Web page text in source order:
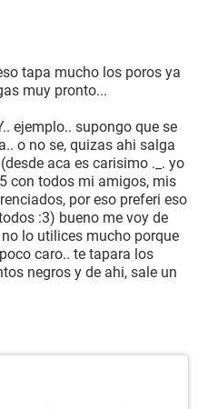
tapa mucho los poros ya
muy pronto...
ejemplo.. supongo que se
o no se, quizas ahi salga
aca es carisimo ._. yo
con todos mi amigos, mis
por eso preferi eso
:3) bueno me voy de
lo utilices mucho porque
caro.. te tapara los
negros y de ahi, sale un